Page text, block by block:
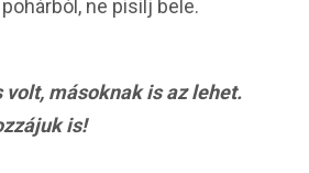
ne pisilj bele.
volt, másoknak is az lehet.
is!